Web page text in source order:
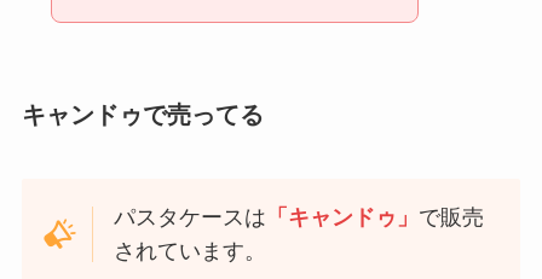
キャンドゥで売ってる
パスタケースは 「キャンドゥ」 で販売
されています。